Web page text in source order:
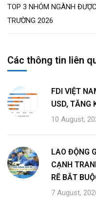
TOP 3 NHÓM NGÀNH
TRƯỜNG 2026
Các thông tin liên
FDI VIỆT
USD, TĂNG
10 August,
LAO ĐỘNG
CẠNH
RẼ BẮT
7 August,